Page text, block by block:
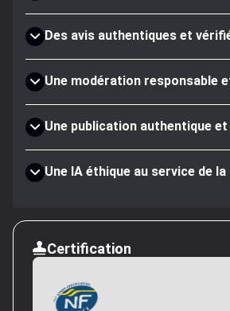
Des avis authentiques et
Une modération responsable
Une publication authentique
Une IA éthique au service de
Certification